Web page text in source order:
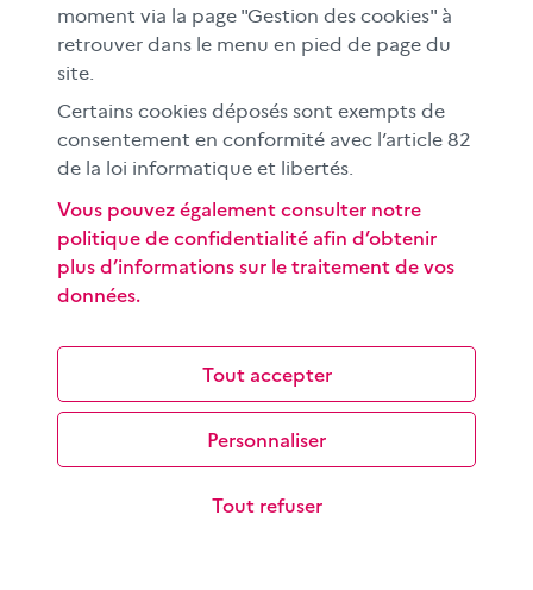
Rechercher une information sur internet
Les objectifs de cette séquence pédagogique à
destination des élèves du cycle 3 sont de découvrir le
fonctionnement d’un moteur de…
moment via la page "Gestion des cookies" à
retrouver dans le menu en pied de page du
site.
Certains cookies déposés sont exempts de
consentement en conformité avec l’article 82
de la loi informatique et libertés.
Tout accepter
Tout refuser
Personnaliser
Vous pouvez également consulter notre
politique de confidentialité afin d’obtenir
plus d’informations sur le traitement de vos
données.